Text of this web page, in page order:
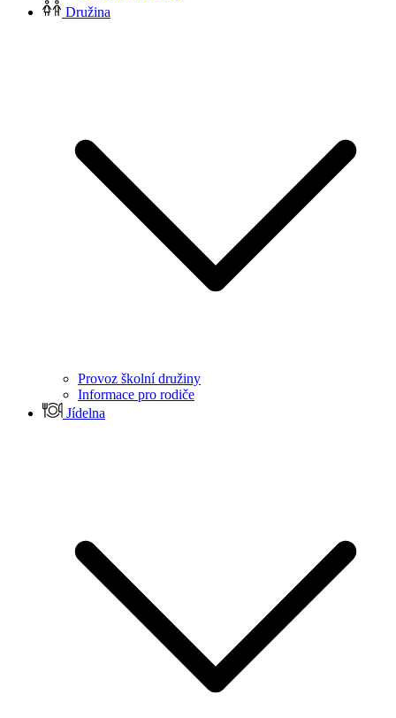
Družina
Provoz školní družiny
Informace pro rodiče
Jídelna